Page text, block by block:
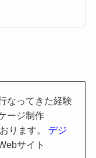
なってきた経験
ージ制作
ります。 デジ
サイト